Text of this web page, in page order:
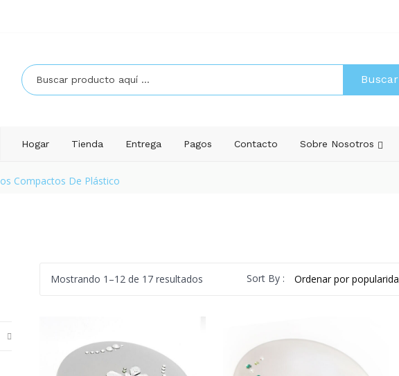
Buscar
Hogar Tienda Entrega Pagos Contacto Sobre Nosotros
Compactos De Plástico
Mostrando 1–12 de 17 resultados OrdenadoSort By :